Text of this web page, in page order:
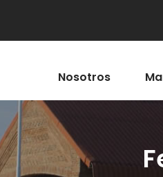
Nosotros